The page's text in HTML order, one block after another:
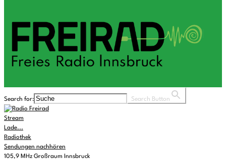
Search for: Search Button
Stream
Lade...
Radiothek
Sendungen nachhören
105,9 MHz Großraum Innsbruck